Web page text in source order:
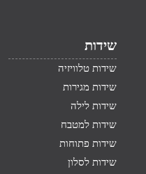
שידות
שידות טלוויזיה
שידות מגירות
שידות לילה
שידות למטבח
שידות פתוחות
שידות לסלון